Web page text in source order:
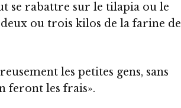
se rabattre sur le tilapia ou le
ou trois kilos de la farine de
les petites gens, sans
feront les frais».